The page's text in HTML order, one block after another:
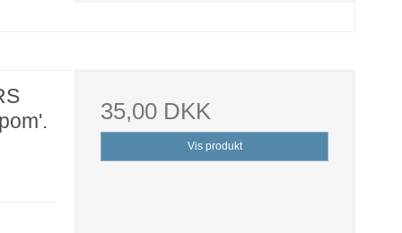
35,00 DKK
Vis produkt